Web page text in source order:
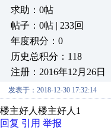
求助：0帖
帖子：0帖 | 233回
年度积分：0
历史总积分：118
注册：2016年12月26日
发表于：2018-12-30 17:32:14
楼主好人楼主好人1
回复 引用 举报